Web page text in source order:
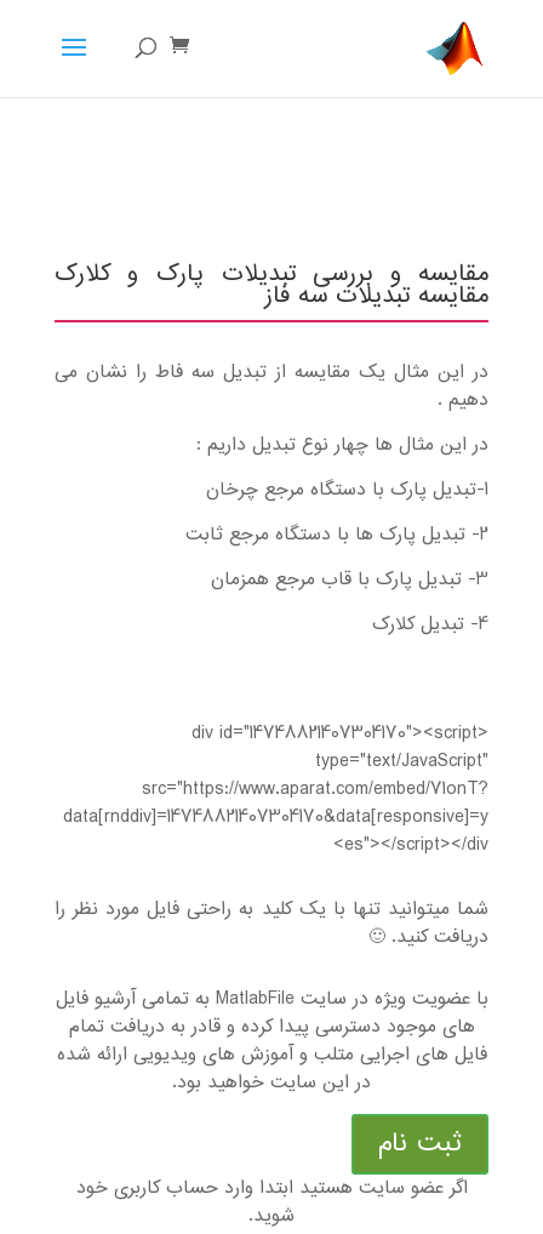
مقایسه و بررسی تبدیلات پارک و کلارک
مقایسه تبدیلات سه فاز
در این مثال یک مقایسه از تبدیل سه فاط را نشان می
دهیم .
در این مثال ها چهار نوع تبدیل داریم :
1-تبدیل پارک با دستگاه مرجع چرخان
2- تبدیل پارک ها با دستگاه مرجع ثابت
3- تبدیل پارک با قاب مرجع همزمان
4- تبدیل کلارک
<div id="14748821407304170"><script
type="text/JavaScript"
src="https://www.aparat.com/embed/71onT?
data[rnddiv]=14748821407304170&data[responsive]=y
es"></script></div>
شما میتوانید تنها با یک کلید به راحتی فایل مورد نظر را
دریافت کنید. 🙂
با عضویت ویژه در سایت MatlabFile به تمامی آرشیو فایل
های موجود دسترسی پیدا کرده و قادر به دریافت تمام
فایل های اجرایی متلب و آموزش های ویدیویی ارائه شده
در این سایت خواهید بود.
ثبت نام
اگر عضو سایت هستید ابتدا وارد حساب کاربری خود
شوید.